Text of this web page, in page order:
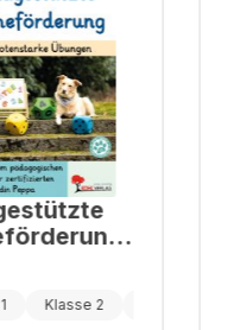
Klasse 2